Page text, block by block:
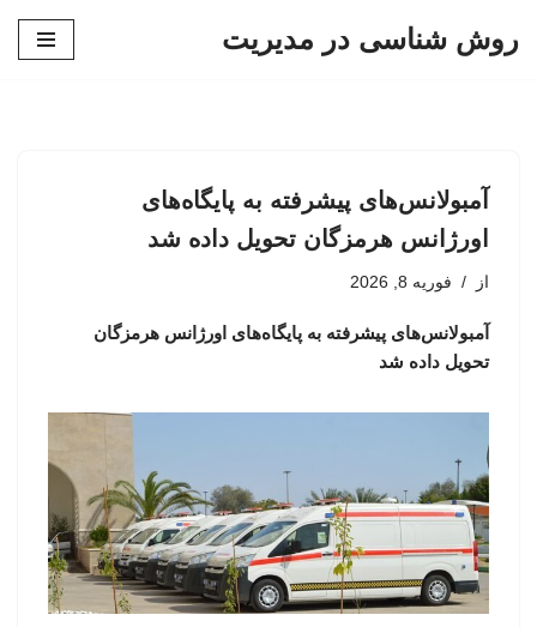
روش شناسی در مدیریت
آمبولانس‌های پیشرفته به پایگاه‌های
اورژانس هرمزگان تحویل داده شد
از فوریه 8, 2026
آمبولانس‌های پیشرفته به پایگاه‌های اورژانس هرمزگان
تحویل داده شد